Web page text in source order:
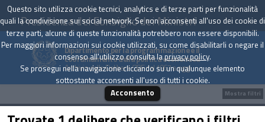
Presidenza del Consiglio dei Ministri
Dipartimento per la programmazione e il
coordinamento della politica economica
Archivio delle Delibere CIPE dal 1967 a oggi
Mostra filtri
Questo sito utilizza cookie tecnici, analytics e di terze parti per funzionalità
quali la condivisione sui social network. Se non acconsenti all'uso dei cookie di
terze parti, alcune di queste funzionalità potrebbero non essere disponibili.
Per maggiori informazioni sui cookie utilizzati, su come disabilitarli o negare il
consenso all'utilizzo consulta laprivacy policy.
Se prosegui nella navigazione cliccando su un qualunque elemento
sottostante acconsenti all'uso di tutti i cookie.
Acconsento